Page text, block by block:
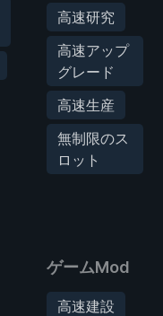
高速研究
高速アップ
グレード
高速生産
無制限のス
ロット
ゲームMod
高速建設